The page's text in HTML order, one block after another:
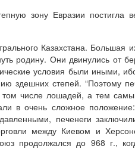
зону Евразии постигла
Казахстана. Большая
родину. Они двинулись от
условия были иными,
здешних степей. “Поэтому
том числе лошадей, а тем
в очень сложное
печенеги
между Киевом и
продолжался до 968 г.,